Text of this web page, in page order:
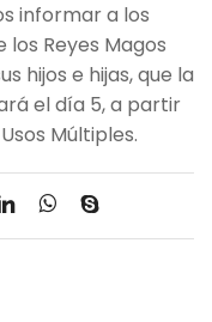
informar a los
Reyes Magos
hijos e hijas, que la
el día 5, a partir
Múltiples.